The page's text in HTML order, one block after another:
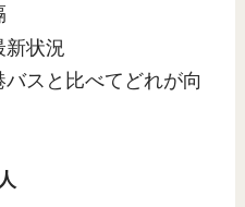
新状況
スと比べてどれが向